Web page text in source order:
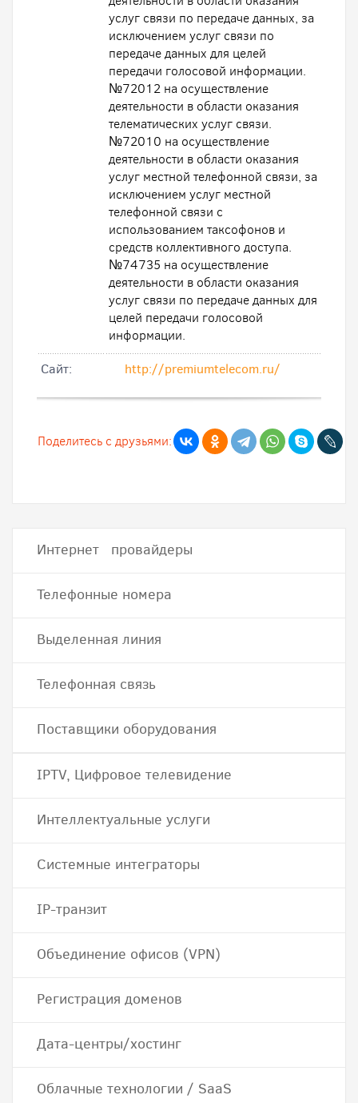
услуг связи по передаче данных, за
исключением услуг связи по
передаче данных для целей
передачи голосовой информации.
№72012 на осуществление
деятельности в области оказания
телематических услуг связи.
№72010 на осуществление
деятельности в области оказания
услуг местной телефонной связи, за
исключением услуг местной
телефонной связи с
использованием таксофонов и
средств коллективного доступа.
№74735 на осуществление
деятельности в области оказания
услуг связи по передаче данных для
целей передачи голосовой
информации.
Cайт:
http://premiumtelecom.ru/
Поделитесь с друзьями:
Интернет провайдеры
Телефонные номера
Выделенная линия
Телефонная связь
Поставщики оборудования
IPTV, Цифровое телевидение
Интеллектуальные услуги
Системные интеграторы
IP-транзит
Объединение офисов (VPN)
Регистрация доменов
Дата-центры/хостинг
Облачные технологии / SaaS